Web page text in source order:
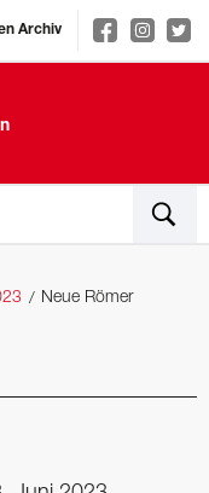
Archiv
Neue Römer